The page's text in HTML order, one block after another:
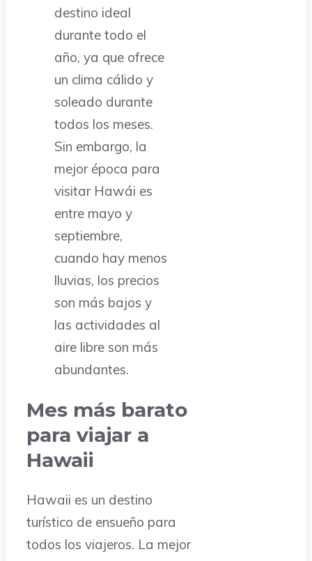
destino ideal
durante todo el
año, ya que ofrece
un clima cálido y
soleado durante
todos los meses.
Sin embargo, la
mejor época para
visitar Hawái es
entre mayo y
septiembre,
cuando hay menos
lluvias, los precios
son más bajos y
las actividades al
aire libre son más
abundantes.
Mes más barato
para viajar a
Hawaii
Hawaii es un destino
turístico de ensueño para
todos los viajeros. La mejor